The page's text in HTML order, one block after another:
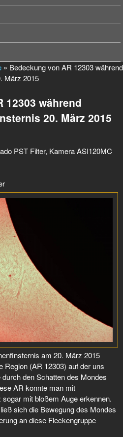
» Bedeckung von AR 12303 während
März 2015
12303 während
20. März 2015
PST Filter, Kamera ASI120MC
am 20. März 2015
Region (AR 12303) auf der uns
den Schatten des Mondes
AR konnte man mit
mit bloßem Auge erkennen.
sich die Bewegung des Mondes
an diese Fleckengruppe